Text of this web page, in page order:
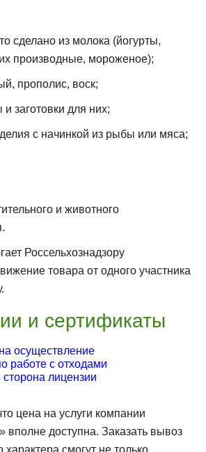
сделано из молока (йогурты,
производные, мороженое);
прополис, воск;
заготовки для них;
с начинкой из рыбы или мяса;
и животного
Россельхознадзору
товара от одного участника
и сертификаты
цена на услуги компании
доступна. Заказать вывоз
смогут не только